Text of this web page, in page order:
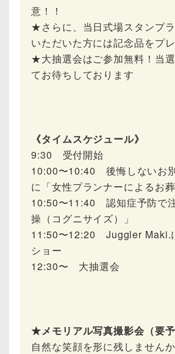
意！！
★さらに、当日式場スタンプ
いただいた方には記念品をプ
★大抽選会はご参加無料！当
てお待ちしております
《タイムスケジュール》
9:30 受付開始
10:00〜10:40 後悔しないお
に「女性プランナーによるお葬
10:50〜11:40 認知症予防で
操（コグニサイズ）」
11:50〜12:20 Juggler Maki.
ショー
12:30〜 大抽選会
★メモリアル写真撮影会（要
自然な笑顔を形に残しません